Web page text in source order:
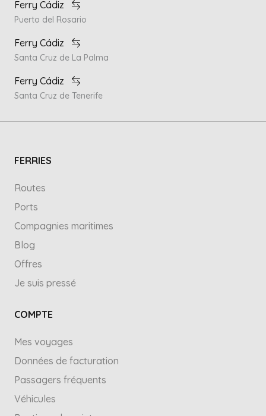
Ferry Cádiz
Puerto del Rosario
Ferry Cádiz
Santa Cruz de La Palma
Ferry Cádiz
Santa Cruz de Tenerife
FERRIES
Routes
Ports
Compagnies maritimes
Blog
Offres
Je suis pressé
COMPTE
Mes voyages
Données de facturation
Passagers fréquents
Véhicules